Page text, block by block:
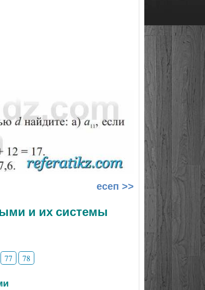
есеп >>
и их системы
77 78